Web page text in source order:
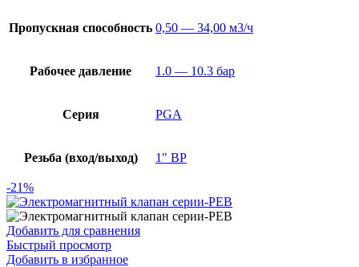
Пропускная способность 0,50 — 34,00 м3/ч
Рабочее давление 1.0 — 10.3 бар
Серия PGA
Резьба (вход/выход) 1" ВР
-21%
Добавить для сравнения
Быстрый просмотр
Добавить в избранное